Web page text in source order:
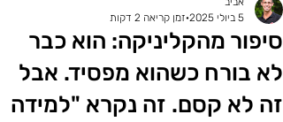
סיפור מהקליניקה: הוא כבר
לא בורח כשהוא מפסיד. אבל
זה לא קסם. זה נקרא "למידה
5 ביולי 2025
זמן קריאה 2 דקות